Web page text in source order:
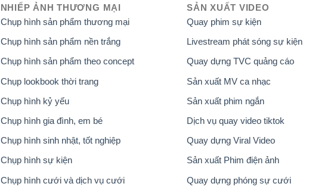
NHIẾP ẢNH THƯƠNG MẠI
Chụp hình sản phẩm thương mại
Chụp hình sản phẩm nền trắng
Chụp hình sản phẩm theo concept
Chụp lookbook thời trang
Chụp hình kỷ yếu
Chụp hình gia đình, em bé
Chụp hình sinh nhật, tốt nghiệp
Chụp hình sự kiện
Chụp hình cưới và dịch vụ cưới
SẢN XUẤT VIDEO
Quay phim sự kiện
Livestream phát sóng sự kiện
Quay dựng TVC quảng cáo
Sản xuất MV ca nhạc
Sản xuất phim ngắn
Dịch vụ quay video tiktok
Quay dựng Viral Video
Sản xuất Phim điện ảnh
Quay dựng phóng sự cưới